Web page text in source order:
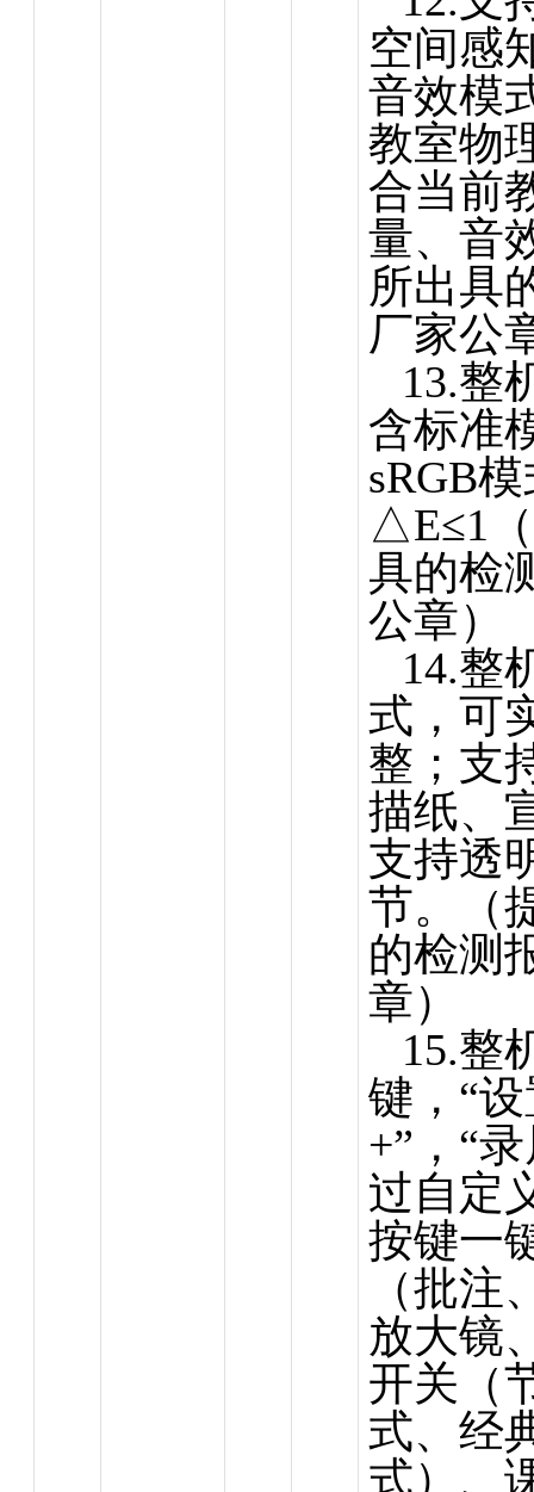
空间感
音效模
教室物
合当前
量、音
所出具
厂家公
13.整
含标准
sRGB
△E≤1
具的检
公章）
14.整
式，可
整；支
描纸、
支持透
节。（
的检测
章）
15.整
键，“
+”，“
过自定
按键一
（批
放大镜
开关（
式、经
式）、